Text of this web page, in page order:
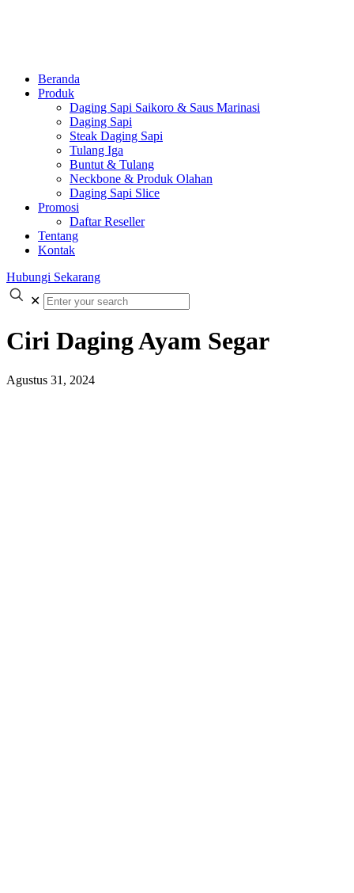
Beranda
Produk
Daging Sapi Saikoro & Saus Marinasi
Daging Sapi
Steak Daging Sapi
Tulang Iga
Buntut & Tulang
Neckbone & Produk Olahan
Daging Sapi Slice
Promosi
Daftar Reseller
Tentang
Kontak
Hubungi Sekarang
✕
Ciri Daging Ayam Segar
Agustus 31, 2024